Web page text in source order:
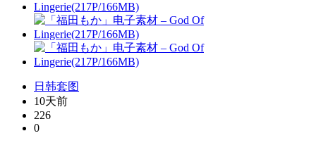
日韩套图
10天前
226
0